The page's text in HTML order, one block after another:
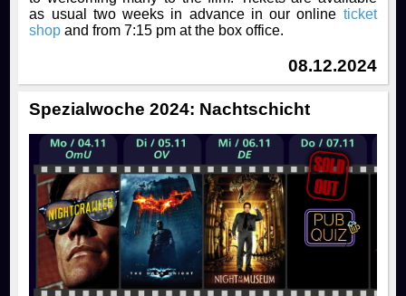
as usual two weeks in advance in our online ticket
shop and from 7:15 pm at the box office.
08.12.2024
Spezialwoche 2024: Nachtschicht